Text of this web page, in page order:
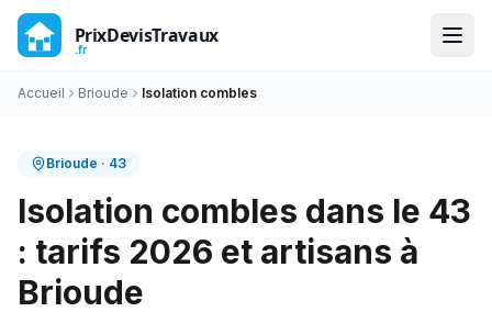
Accueil Brioude Isolation combles
Brioude · 43
Isolation combles dans le 43
: tarifs 2026 et artisans à
Brioude